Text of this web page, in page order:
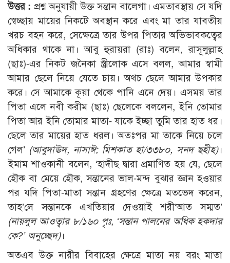
উত্তর : প্রশ্ন অনুযায়ী উক্ত সন্তান বালেগা। এমতাবস্থায় সে যদি
স্বেচ্ছায় মায়ের নিকটে অবস্থান করে এবং মা তার যাবতীয়
খরচ বহন করে, সেক্ষেত্রে তার উপর পিতার অভিভাবকত্বের
অধিকার থাকে না। আবু হুরায়রা (রাঃ) বলেন, রাসূলুল্লাহ
(ছাঃ)-এর নিকট জনৈকা স্ত্রীলোক এসে বলল, আমার স্বামী
আমার ছেলে নিয়ে যেতে চায়। অথচ ছেলে আমার উপকার
করে। সে আমাকে কূয়া থেকে পানি এনে দেয়। এসময় তার
পিতা এলে নবী করীম (ছাঃ) ছেলেকে বললেন, ইনি তোমার
পিতা আর ইনি তোমার মাতা- যাকে ইচ্ছা তুমি তার হাত ধর।
ছেলে তার মায়ের হাত ধরল। অতঃপর মা তাকে নিয়ে চলে
গেল’ (আবুদাঊদ, নাসাঈ; মিশকাত হা/৩৩৮০, সনদ ছহীহ)।
ইমাম শাওকানী বলেন, ‘হাদীছ দ্বারা প্রমাণিত হয় যে, ছেলে
হৌক বা মেয়ে হৌক, সন্তানের ভাল-মন্দ বুঝার জ্ঞান হওয়ার
পর যদি পিতা-মাতা সন্তান গ্রহণের ক্ষেত্রে মতভেদ করেন,
তাহ’লে সন্তানকে এখতিয়ার দেওয়াই শরী‘আত সম্মত’
(নায়লুল আওত্বার ৮/১৬০ পৃঃ, ‘সন্তান পালনের অধিক হকদার
কে?’ অনুচ্ছেদ)।
অতএব উক্ত নারীর বিবাহের ক্ষেত্রে মাতা নয় বরং মাতা